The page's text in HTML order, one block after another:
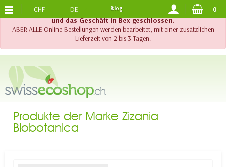
!! Wichtig !! Bis am 20. August 2026 sind der Telefonsupport
und das Geschäft in Bex geschlossen.
ABER ALLE Online-Bestellungen werden bearbeitet, mit einer zusätzlichen
Lieferzeit von 2 bis 3 Tagen.
KOSTENLOSER VERSAND AB 120.-
CHF DE Blog 0
Produkte der Marke Zizania
Biobotanica